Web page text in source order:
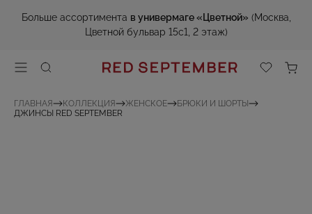
Больше ассортимента в универмаге «Цветной» (Москва,
Цветной бульвар 15с1, 2 этаж)
ГЛАВНАЯ КОЛЛЕКЦИЯ ЖЕНСКОЕ
БРЮКИ И ШОРТЫ
ДЖИНСЫ RED SEPTEMBER